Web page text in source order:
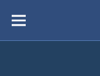
вмістуМеню